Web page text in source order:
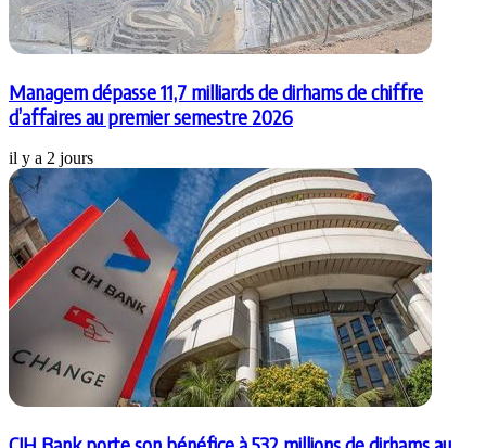
Managem dépasse 11,7 milliards de dirhams de chiffre
d’affaires au premier semestre 2026
il y a 2 jours